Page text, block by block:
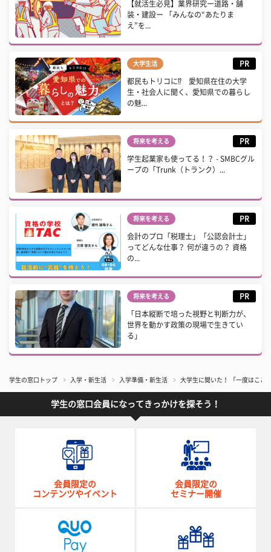
【就活生必見】業界研究ー道路・舗
装・建設ー 「みんなの“あたりま
え”を...
大学生活 PR
都民もトリコに⁉ 愛知県在住の大学
生・社会人に聞く、愛知県での暮らし
の魅...
将来を考える PR
学生起業家も使ってる！？ - SMBCグル
ープの「Trunk（トランク）...
将来を考える PR
会計のプロ「税理士」「公認会計士」
ってどんな仕事？ 何が違うの？ 資格
の...
将来を考える PR
「日本縦断で培った視野と判断力が、
世界を動かす政策の現場で生きてい
る」
学生の窓口トップ 入学・新生活 入学準備・新生活 大学生に聞いた！ 「一度はここ
学生の窓口会員になってきっかけを探そう！
会員限定の
コンテンツやイベント
会員限定の
セミナー開催